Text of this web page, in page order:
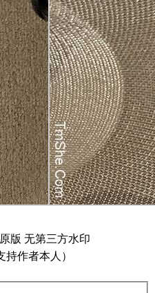
版 无第三方水印
持作者本人）